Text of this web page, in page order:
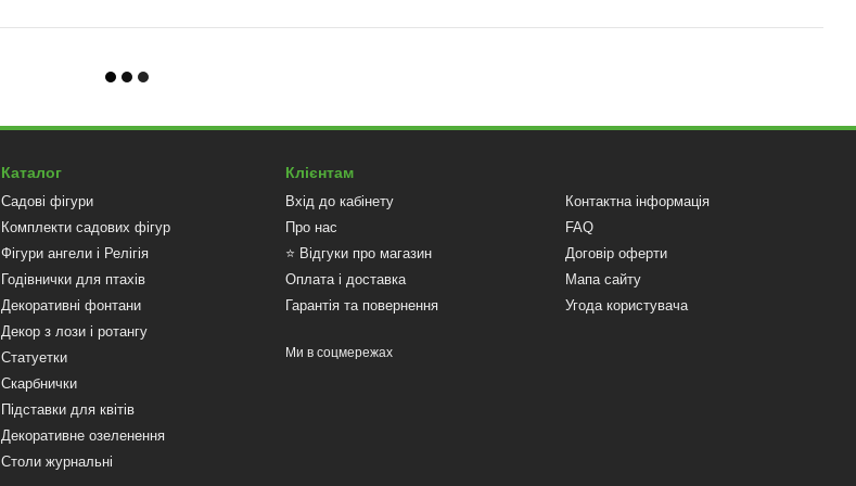
Каталог
Садові фігури
Комплекти садових фігур
Фігури ангели і Релігія
Годівнички для птахів
Декоративні фонтани
Декор з лози і ротангу
Статуетки
Скарбнички
Підставки для квітів
Декоративне озеленення
Столи журнальні
Клієнтам
Вхід до кабінету
Про нас
⭐ Відгуки про магазин
Оплата і доставка
Гарантія та повернення
Контактна інформація
FAQ
Договір оферти
Мапа сайту
Угода користувача
Ми в соцмережах